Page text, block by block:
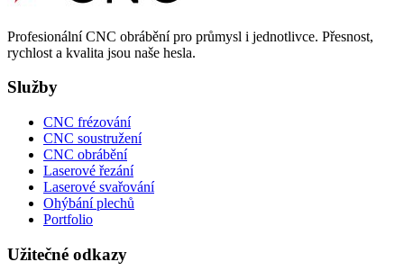
Profesionální CNC obrábění pro průmysl i jednotlivce. Přesnost,
rychlost a kvalita jsou naše hesla.
Služby
CNC frézování
CNC soustružení
CNC obrábění
Laserové řezání
Laserové svařování
Ohýbání plechů
Portfolio
Užitečné odkazy